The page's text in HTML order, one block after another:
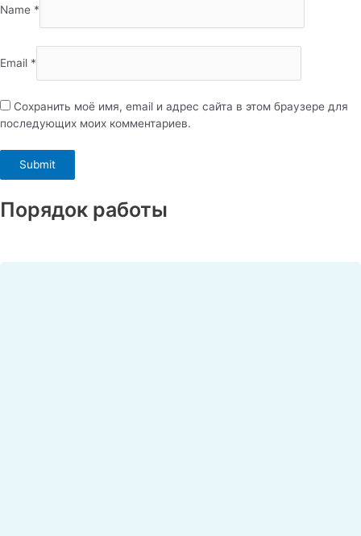
Name *
Email *
Сохранить моё имя, email и адрес сайта в этом браузере для
последующих моих комментариев.
Порядок работы